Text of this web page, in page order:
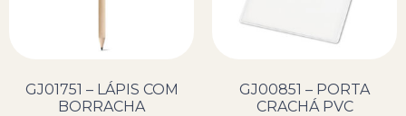
GJ01751 – LÁPIS COM
BORRACHA
GJ00851 – PORTA
CRACHÁ PVC